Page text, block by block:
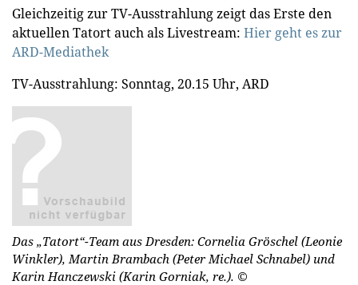
Gleichzeitig zur TV-Ausstrahlung zeigt das Erste den
aktuellen Tatort auch als Livestream: Hier geht es zur
ARD-Mediathek
TV-Ausstrahlung: Sonntag, 20.15 Uhr, ARD
Das „Tatort“-Team aus Dresden: Cornelia Gröschel (Leonie
Winkler), Martin Brambach (Peter Michael Schnabel) und
Karin Hanczewski (Karin Gorniak, re.). ©